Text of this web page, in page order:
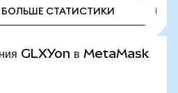
СТАТИСТИКИ
GLXYon в MetaMask